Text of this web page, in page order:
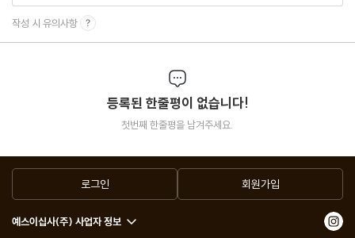
당신도 한 번, 왕이 넘치는 나라에 들러보시겠어요?
어쩌면… 진짜 왕이란 누구인지, 이 이야기를 다 읽고 나면 당신도
작성 시 유의사항
등록된 한줄평이 없습니다!
첫번째 한줄평을 남겨주세요.
로그인 회원가입
예스이십사(주) 사업자 정보